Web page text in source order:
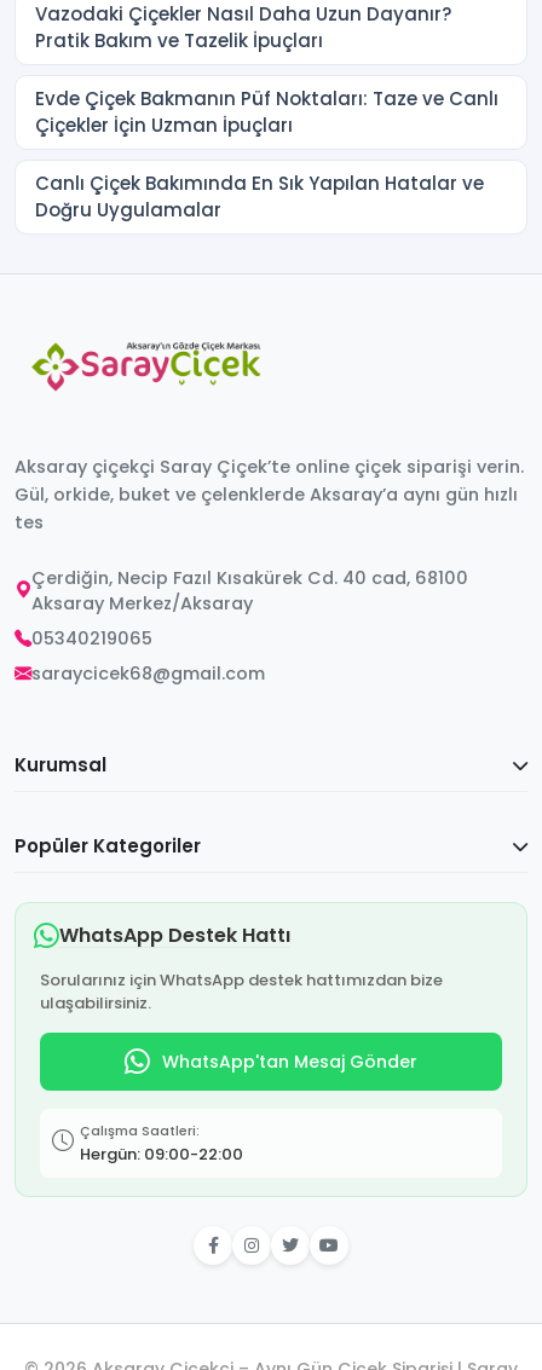
Vazodaki Çiçekler Nasıl Daha Uzun Dayanır?
Pratik Bakım ve Tazelik İpuçları
Evde Çiçek Bakmanın Püf Noktaları: Taze ve Canlı
Çiçekler İçin Uzman İpuçları
Canlı Çiçek Bakımında En Sık Yapılan Hatalar ve
Doğru Uygulamalar
Aksaray çiçekçi Saray Çiçek’te online çiçek siparişi verin.
Gül, orkide, buket ve çelenklerde Aksaray’a aynı gün hızlı
tes
Çerdiğin, Necip Fazıl Kısakürek Cd. 40 cad, 68100
Aksaray Merkez/Aksaray
05340219065
saraycicek68@gmail.com
Kurumsal
Popüler Kategoriler
WhatsApp Destek Hattı
Sorularınız için WhatsApp destek hattımızdan bize
ulaşabilirsiniz.
WhatsApp'tan Mesaj Gönder
Çalışma Saatleri:
Hergün: 09:00-22:00